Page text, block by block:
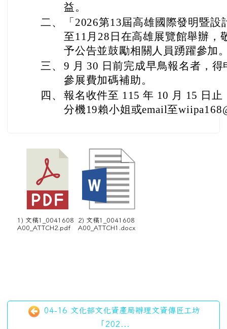
益。
二、
「2026第13屆高雄國際發明暨
至11月28日在高雄展覽館舉辦，
予公告並鼓勵相關人員踴躍參加
三、 9 月 30 日前完成早鳥報名者，
參展費加碼補助。
四、 報名收件至 115 年 10 月 15 日
分機19賴小姐或email至
1) 文稿1_0041608
A00_ATTCH2.pdf
2) 文稿1_0041608
A00_ATTCH1.docx
04-16 文化部文化資產局辦理文資傳匠工坊
「202...